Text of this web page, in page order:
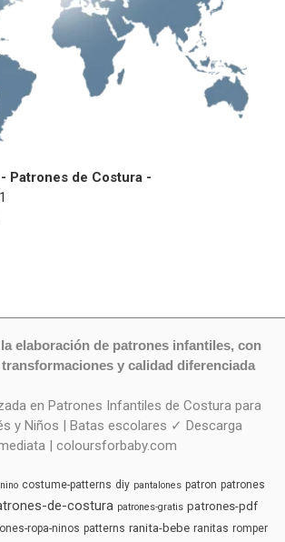
Patrones de Costura -
elaboración de patrones infantiles, con
y calidad diferenciada
en Patrones Infantiles de Costura para
y Niños | Batas escolares ✓ Descarga
| coloursforbaby.com
costume-patterns diy pantalones patron patrones
de-costura patrones-gratis patrones-pdf
ropa-ninos patterns ranita-bebe ranitas romper